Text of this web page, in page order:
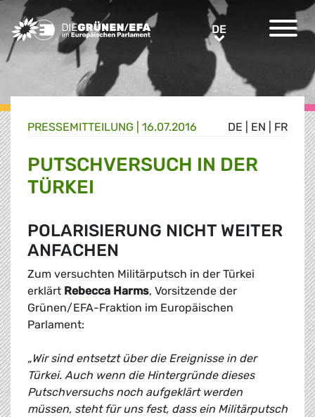
Greens/EFA Home DEDE
DE EN FR
PRESSE­MITTEILUNG 16.07.2016
PUTSCHVERSUCH IN DER
TÜRKEI
POLARISIERUNG NICHT WEITER
ANFACHEN
Zum versuchten Militärputsch in der Türkei
erklärt Rebecca Harms, Vorsitzende der
Grünen/EFA-Fraktion im Europäischen
Parlament:
„Wir sind entsetzt über die Ereignisse in der
Türkei. Auch wenn die Hintergründe dieses
Putschversuchs noch aufgeklärt werden
müssen, steht für uns fest, dass ein Militärputsch